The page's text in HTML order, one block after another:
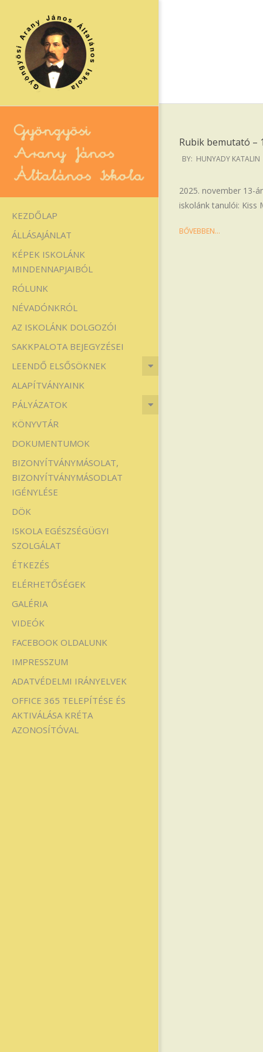
content
Gyöngyösi
Arany
János
Általános
Iskola
Primary
Navigation
Menu
KEZDŐLAP
ÁLLÁSAJÁNLAT
KÉPEK ISKOLÁNK
MINDENNAPJAIBÓL
RÓLUNK
NÉVADÓNKRÓL
AZ ISKOLÁNK DOLGOZÓI
SAKKPALOTA BEJEGYZÉSEI
LEENDŐ ELSŐSÖKNEK
ALAPÍTVÁNYAINK
PÁLYÁZATOK
KÖNYVTÁR
DOKUMENTUMOK
BIZONYÍTVÁNYMÁSOLAT,
BIZONYÍTVÁNYMÁSODLAT
IGÉNYLÉSE
DÖK
ISKOLA EGÉSZSÉGÜGYI
SZOLGÁLAT
ÉTKEZÉS
ELÉRHETŐSÉGEK
GALÉRIA
VIDEÓK
FACEBOOK OLDALUNK
IMPRESSZUM
ADATVÉDELMI IRÁNYELVEK
OFFICE 365 TELEPÍTÉSE ÉS
AKTIVÁLÁSA KRÉTA
AZONOSÍTÓVAL
Rubik bemutató –
2025-
BY: HUNYADY KATALIN
2025. november 13-
iskolánk tanulói: Kiss
BŐVEBBEN…